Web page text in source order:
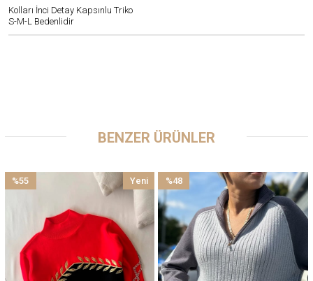
Kolları İnci Detay Kapsınlu Triko
S-M-L Bedenlidir
BENZER ÜRÜNLER
%55
%55İndirim
Yeni
%48
İndirim
%48İndirim